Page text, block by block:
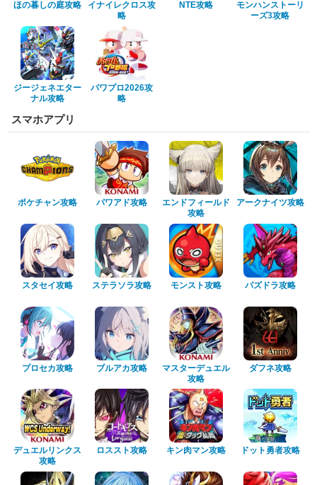
ほの暮しの庭攻略
イナイレクロス攻
略
NTE攻略
モンハンストーリ
ーズ3攻略
ジージェネエター
ナル攻略
パワプロ2026攻
略
スマホアプリ
ポケチャン攻略 パワアド攻略
エンドフィールド
攻略
アークナイツ攻略
スタセイ攻略 ステラソラ攻略 モンスト攻略 パズドラ攻略
プロセカ攻略 ブルアカ攻略
マスターデュエル
攻略
ダフネ攻略
デュエルリンクス
攻略
ロススト攻略 キン肉マン攻略 ドット勇者攻略